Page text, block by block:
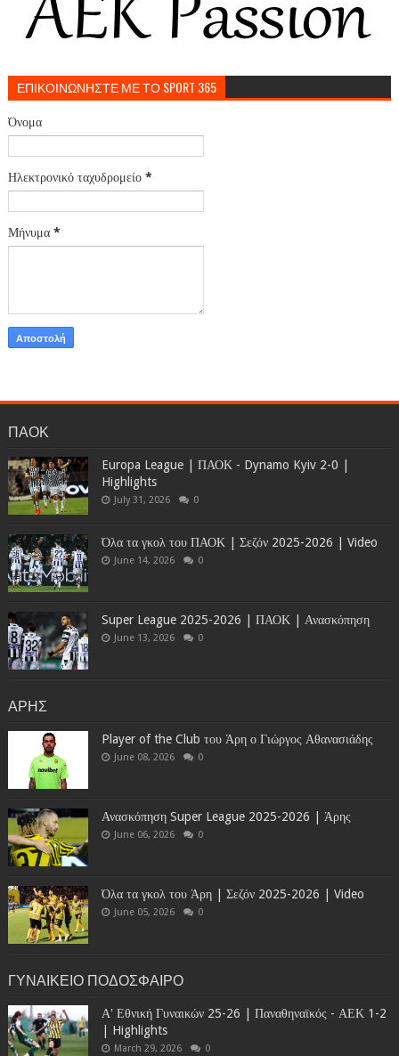
ΕΠΙΚΟΙΝΩΝΗΣΤΕ ΜΕ ΤΟ SPORT 365
Όνομα
Ηλεκτρονικό ταχυδρομείο *
Μήνυμα *
ΠΑΟΚ
Europa League | ΠΑΟΚ - Dynamo Kyiv 2-0 |
Highlights
July 31, 2026 0
Όλα τα γκολ του ΠΑΟΚ | Σεζόν 2025-2026 | Video
June 14, 2026 0
Super League 2025-2026 | ΠΑΟΚ | Ανασκόπηση
June 13, 2026 0
ΑΡΗΣ
Player of the Club του Άρη ο Γιώργος Αθανασιάδης
June 08, 2026 0
Ανασκόπηση Super League 2025-2026 | Άρης
June 06, 2026 0
Όλα τα γκολ του Άρη | Σεζόν 2025-2026 | Video
June 05, 2026 0
ΓΥΝΑΙΚΕΙΟ ΠΟΔΟΣΦΑΙΡΟ
Α' Εθνική Γυναικών 25-26 | Παναθηναϊκός - ΑΕΚ 1-2
| Highlights
March 29, 2026 0